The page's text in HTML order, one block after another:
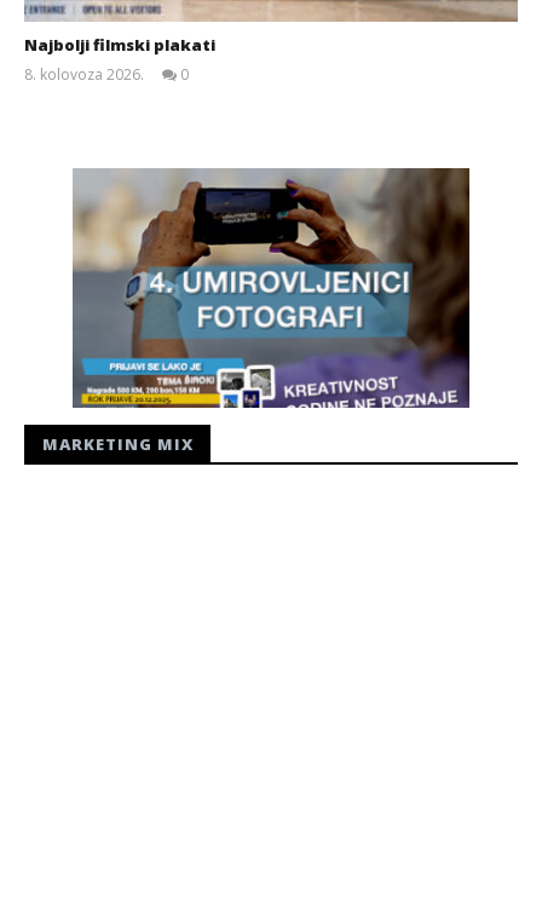
Najbolji filmski plakati
8. kolovoza 2026.
0
MARKETING MIX